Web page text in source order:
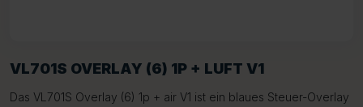
VL701S OVERLAY (6) 1P + LUFT V1
Das VL701S Overlay (6) 1p + air V1 ist ein blaues Steuer-Overlay